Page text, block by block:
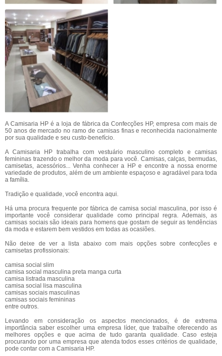
A Camisaria HP é a loja de fábrica da Confecções HP, empresa com mais de
50 anos de mercado no ramo de camisas finas e reconhecida nacionalmente
por sua qualidade e seu custo-benefício.
A Camisaria HP trabalha com vestuário masculino completo e camisas
femininas trazendo o melhor da moda para você. Camisas, calças, bermudas,
camisetas, acessórios... Venha conhecer a HP e encontre a nossa enorme
variedade de produtos, além de um ambiente espaçoso e agradável para toda
a família.
Tradição e qualidade, você encontra aqui.
Há uma procura frequente por fábrica de camisa social masculina, por isso é
importante você considerar qualidade como principal regra. Ademais, as
camisas sociais são ideais para homens que gostam de seguir as tendências
da moda e estarem bem vestidos em todas as ocasiões.
Não deixe de ver a lista abaixo com mais opções sobre confecções e
camisetas profissionais:
camisa social slim
camisa social masculina preta manga curta
camisa listrada masculina
camisa social lisa masculina
camisas sociais masculinas
camisas sociais femininas
entre outros.
Levando em consideração os aspectos mencionados, é de extrema
importância saber escolher uma empresa líder, que trabalhe oferecendo as
melhores opções e que acima de tudo garanta qualidade. Caso esteja
procurando por uma empresa que atenda todos esses critérios de qualidade,
pode contar com a Camisaria HP.